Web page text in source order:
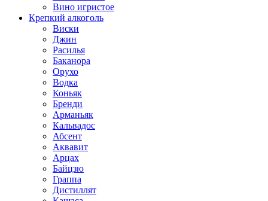
Вино игристое
Крепкий алкоголь
Виски
Джин
Расилья
Баканора
Орухо
Водка
Коньяк
Бренди
Арманьяк
Кальвадос
Абсент
Аквавит
Арцах
Байцзю
Граппа
Дистиллят